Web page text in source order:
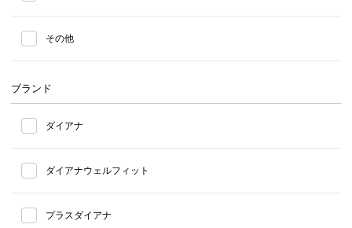
その他
ブランド
ダイアナ
ダイアナウェルフィット
プラスダイアナ